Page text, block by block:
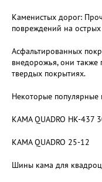
Каменистых дорог:
повреждений на
Асфальтированных
внедорожья, они также
твердых покрытиях.
Некоторые популярные
KAMA QUADRO НК-437
KAMA QUADRO 25-12
Шины кама для